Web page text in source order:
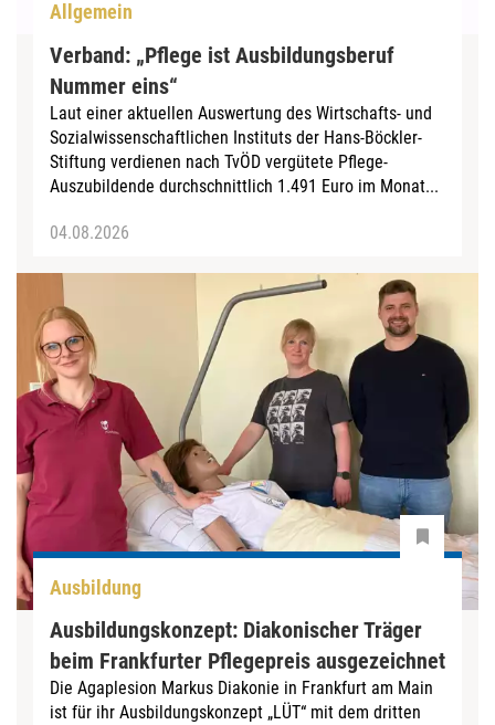
Allgemein
Verband: „Pflege ist Ausbildungsberuf
Nummer eins“
Laut einer aktuellen Auswertung des Wirtschafts- und
Sozialwissenschaftlichen Instituts der Hans-Böckler-
Stiftung verdienen nach TvÖD vergütete Pflege-
Auszubildende durchschnittlich 1.491 Euro im Monat...
04.08.2026
Ausbildung
Ausbildungskonzept: Diakonischer Träger
beim Frankfurter Pflegepreis ausgezeichnet
Die Agaplesion Markus Diakonie in Frankfurt am Main
ist für ihr Ausbildungskonzept „LÜT“ mit dem dritten